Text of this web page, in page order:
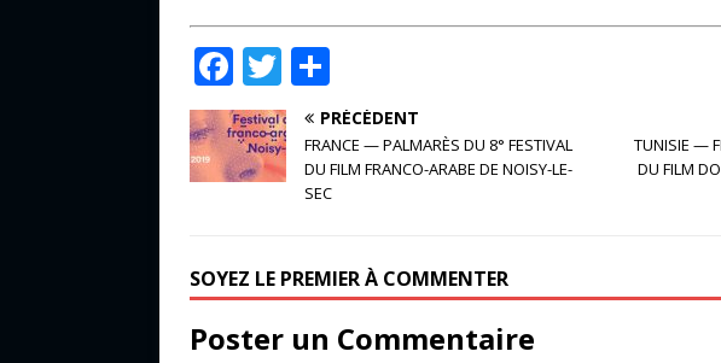
F
a
c
e
o
o
k
T
w
it
te
ar
ta
g
r
PRÉCÉDENT
FRANCE — PALMARÈS DU 8° FESTIVAL
DU FILM FRANCO-ARABE DE NOISY-LE-
SEC
TUNISIE —
DU FILM
SOYEZ LE PREMIER À COMMENTER
Poster un Commentaire